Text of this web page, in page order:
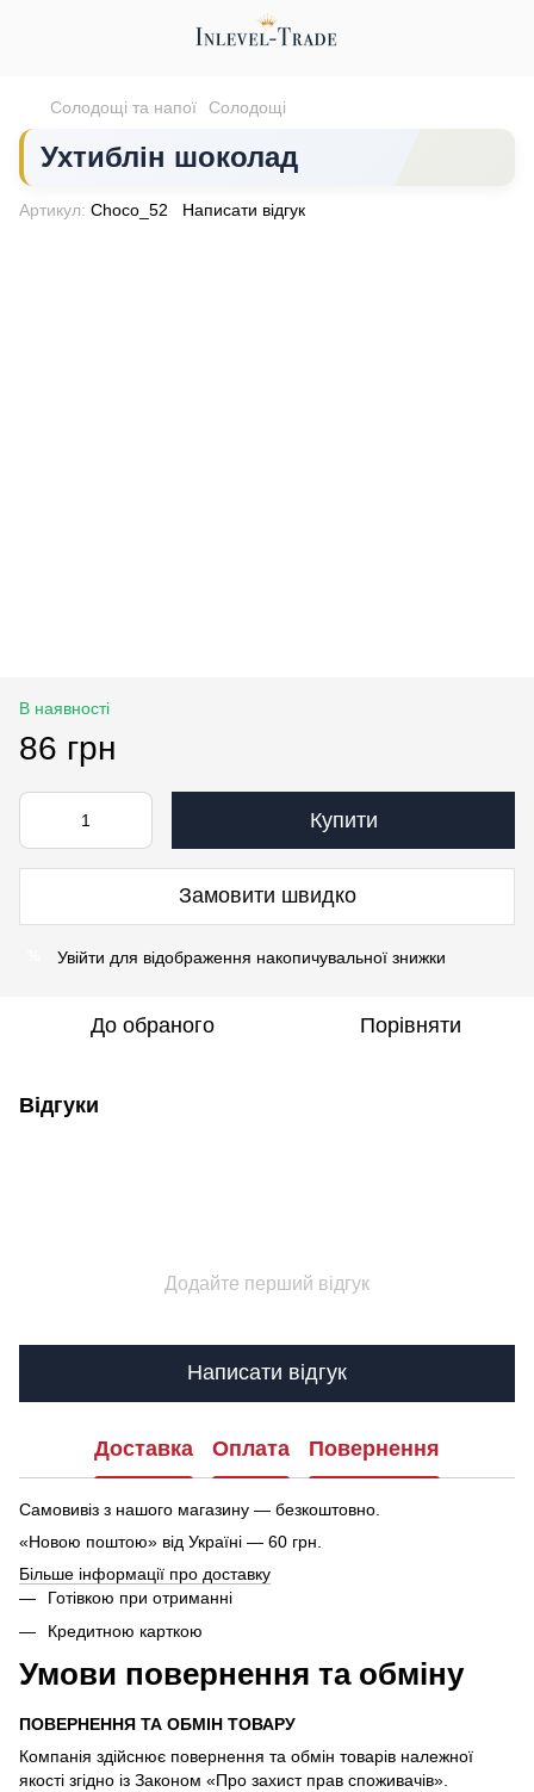
Солодощі та напої Солодощі
Ухтиблін шоколад
Артикул: Choco_52 Написати відгук
В наявності
86 грн
Купити
Замовити швидко
Увійти для відображення накопичувальної знижки
До обраного Порівняти
Відгуки
Додайте перший відгук
Написати відгук
Доставка Оплата Повернення
Самовивіз з нашого магазину — безкоштовно.
«Новою поштою» від Україні — 60 грн.
Більше інформації про доставку
Готівкою при отриманні
Кредитною карткою
Умови повернення та обміну
ПОВЕРНЕННЯ ТА ОБМІН ТОВАРУ
Компанія здійснює повернення та обмін товарів належної
якості згідно із Законом «Про захист прав споживачів».